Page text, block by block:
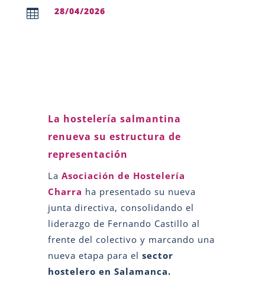
 28/04/2026
La hostelería salmantina
renueva su estructura de
representación
La Asociación de Hostelería
Charra ha presentado su nueva
junta directiva, consolidando el
liderazgo de Fernando Castillo al
frente del colectivo y marcando una
nueva etapa para el sector
hostelero en Salamanca.